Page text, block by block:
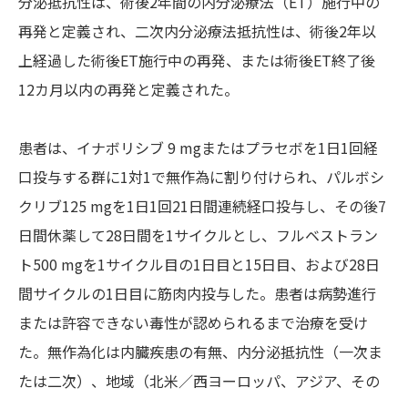
再発と定義され、二次内分泌療法抵抗性は、術後2年以
上経過した術後ET施行中の再発、または術後ET終了後
12カ月以内の再発と定義された。
患者は、イナボリシブ 9 mgまたはプラセボを1日1回経
口投与する群に1対1で無作為に割り付けられ、パルボシ
クリブ125 mgを1日1回21日間連続経口投与し、その後7
日間休薬して28日間を1サイクルとし、フルベストラン
ト500 mgを1サイクル目の1日目と15日目、および28日
間サイクルの1日目に筋肉内投与した。患者は病勢進行
または許容できない毒性が認められるまで治療を受け
た。無作為化は内臓疾患の有無、内分泌抵抗性（一次ま
たは二次）、地域（北米／西ヨーロッパ、アジア、その